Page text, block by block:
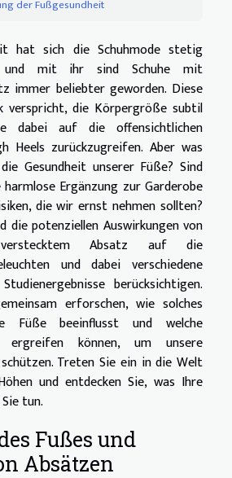
der Fußgesundheit
hat sich die Schuhmode stetig
und mit ihr sind Schuhe mit
immer beliebter geworden. Diese
verspricht, die Körpergröße subtil
dabei auf die offensichtlichen
Heels zurückzugreifen. Aber was
Gesundheit unserer Füße? Sind
harmlose Ergänzung zur Garderobe
die wir ernst nehmen sollten?
die potenziellen Auswirkungen von
Absatz auf die
und dabei verschiedene
berücksichtigen.
erforschen, wie solches
Füße beeinflusst und welche
ergreifen können, um unsere
Treten Sie ein in die Welt
und entdecken Sie, was Ihre
tun.
Fußes und
Absätzen